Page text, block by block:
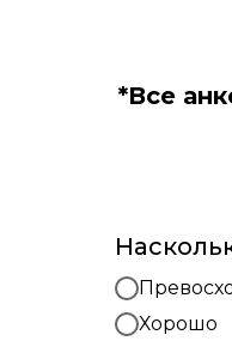
*Все
Хорошо